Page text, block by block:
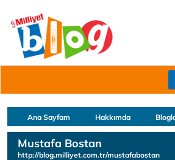
Ana Sayfam Hakkımda
Mustafa Bostan
http://blog.milliyet.com.tr/mustafabostan